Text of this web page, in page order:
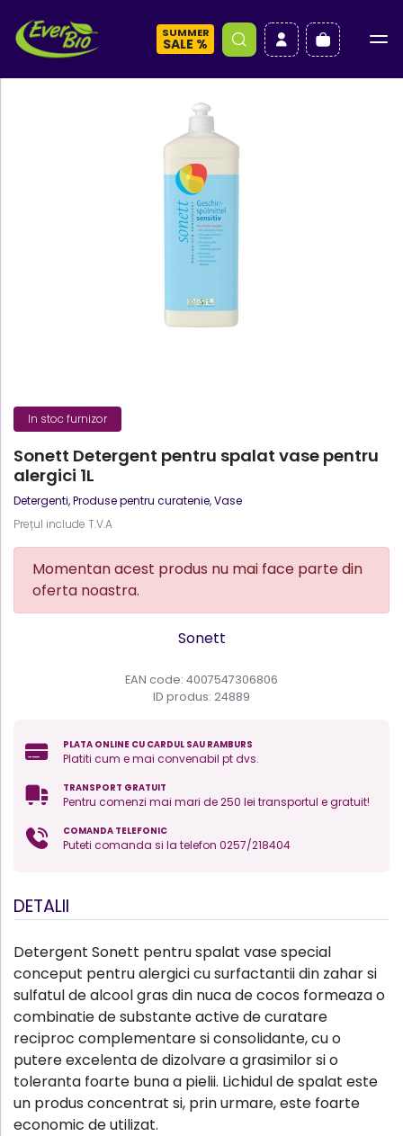
SUMMER
SALE %
In stoc furnizor
Sonett Detergent pentru spalat vase pentru
alergici 1L
Detergenti, Produse pentru curatenie,Vase
Prețul include T.V.A
Momentan acest produs nu mai face parte din
oferta noastra.
Sonett
EAN code: 4007547306806
ID produs: 24889
PLATA ONLINE CU CARDUL SAU RAMBURS
Platiti cum e mai convenabil pt dvs.
TRANSPORT GRATUIT
Pentru comenzi mai mari de 250 lei transportul e gratuit!
COMANDA TELEFONIC
Puteti comanda si la telefon 0257/218404
DETALII
Detergent Sonett pentru spalat vase special
conceput pentru alergici cu surfactantii din zahar si
sulfatul de alcool gras din nuca de cocos formeaza o
combinatie de substante active de curatare
reciproc complementare si consolidante, cu o
putere excelenta de dizolvare a grasimilor si o
toleranta foarte buna a pielii. Lichidul de spalat este
un produs concentrat si, prin urmare, este foarte
economic de utilizat.